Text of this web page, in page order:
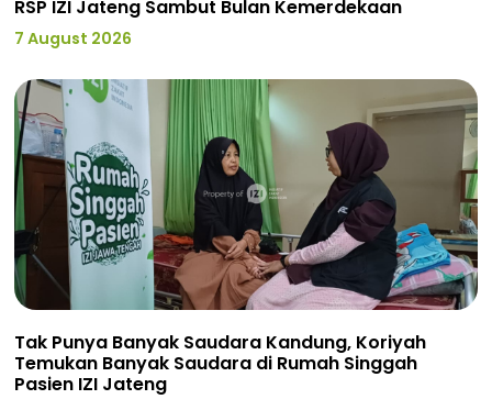
RSP IZI Jateng Sambut Bulan Kemerdekaan
7 August 2026
Tak Punya Banyak Saudara Kandung, Koriyah
Temukan Banyak Saudara di Rumah Singgah
Pasien IZI Jateng